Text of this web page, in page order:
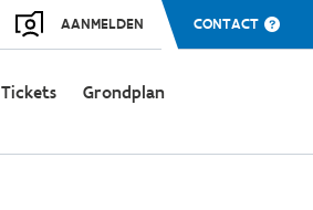
AANMELDEN CONTACT
Tickets Grondplan